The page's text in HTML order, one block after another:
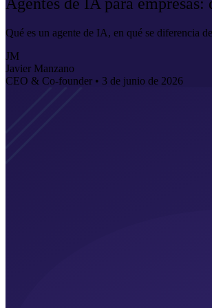
Qué es un agente de IA, en qué se diferencia
JM
Javier Manzano
CEO & Co-founder • 3 de junio de 2026